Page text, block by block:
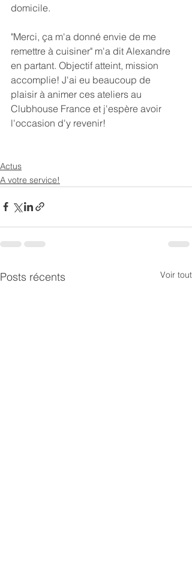
domicile.
"Merci, ça m'a donné envie de me
remettre à cuisiner" m'a dit Alexandre
en partant. Objectif atteint, mission
accomplie! J'ai eu beaucoup de
plaisir à animer ces ateliers au
Clubhouse France et j'espère avoir
l'occasion d'y revenir!
Actus
A votre service!
Posts récents Voir tout